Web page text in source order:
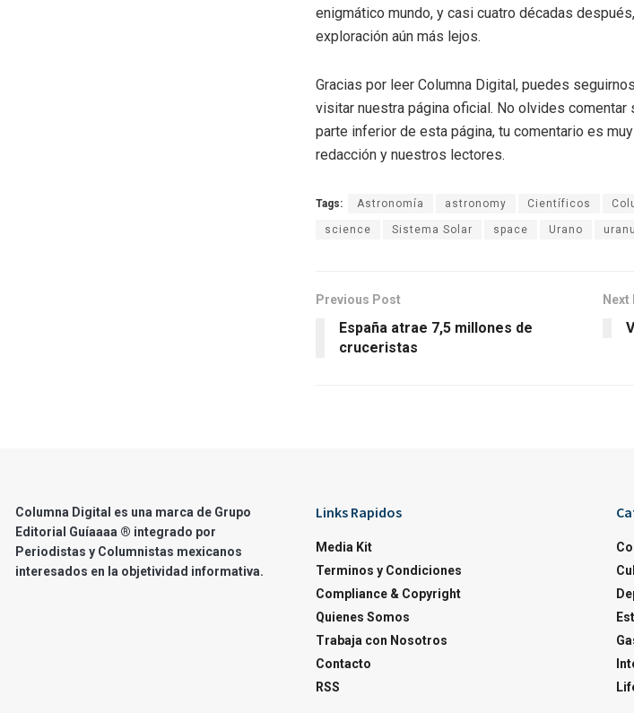
enigmático mundo, y casi cuatro décadas
exploración aún más lejos.
Gracias por leer Columna Digital, puedes
visitar nuestra página oficial. No olvides
parte inferior de esta página, tu comentario es
redacción y nuestros lectores.
Tags: Astronomía astronomy Científicos
science Sistema Solar space Urano
Previous Post
España atrae 7,5 millones de
cruceristas
Next
Columna Digital es una marca de Grupo
Editorial Guíaaaa ® integrado por
Periodistas y Columnistas mexicanos
interesados en la objetividad informativa.
Links Rapidos
Media Kit
Terminos y Condiciones
Compliance & Copyright
Quienes Somos
Trabaja con Nosotros
Contacto
RSS